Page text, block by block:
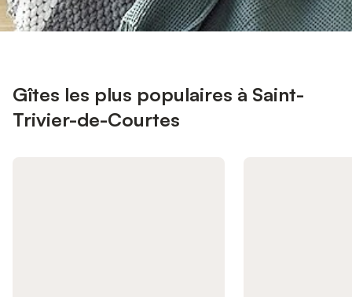
Gîtes les plus populaires à Saint-
Trivier-de-Courtes